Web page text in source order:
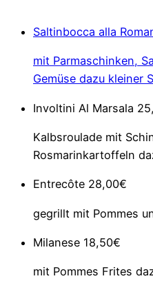
Saltinbocca alla
mit Parmaschinken,
Gemüse dazu kleiner
Involtini Al Marsala
Kalbsroulade mit
Rosmarinkartoffeln
Entrecôte 28,00€
gegrillt mit Pommes
Milanese 18,50€
mit Pommes Frites